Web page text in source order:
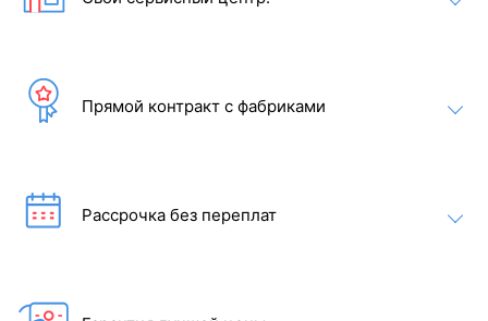
Прямой контракт с фабриками
Рассрочка без переплат